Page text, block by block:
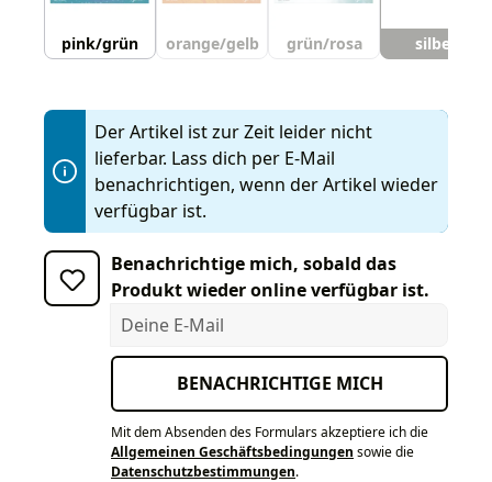
pink/grün orange/gelb grün/rosa silber
Der Artikel ist zur Zeit leider nicht
lieferbar. Lass dich per E-Mail
benachrichtigen, wenn der Artikel wieder
verfügbar ist.
Benachrichtige mich, sobald das
Produkt wieder online verfügbar ist.
Deine E-Mail
BENACHRICHTIGE MICH
Mit dem Absenden des Formulars akzeptiere ich die
Allgemeinen Geschäftsbedingungen sowie die
Datenschutzbestimmungen.